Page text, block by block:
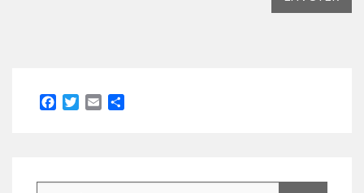
Facebook
TwitterEmail